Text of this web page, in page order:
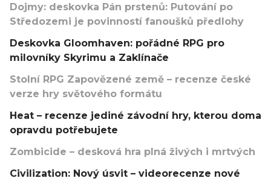
Dojmy: deskovka Pán prstenů: Putování po
Středozemi je povinností fanoušků předlohy
Deskovka Gloomhaven: pořádné RPG pro
milovníky Skyrimu a Zaklínače
Stolní RPG Zapovězené země – recenze české
verze hry světového formátu
Heat – recenze jediné závodní hry, kterou doma
opravdu potřebujete
Zombicide – desková hra plná živých i mrtvých
Civilization: Nový úsvit – videorecenze nové